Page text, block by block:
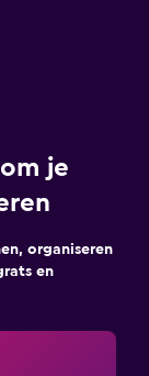
je
organiseren
en